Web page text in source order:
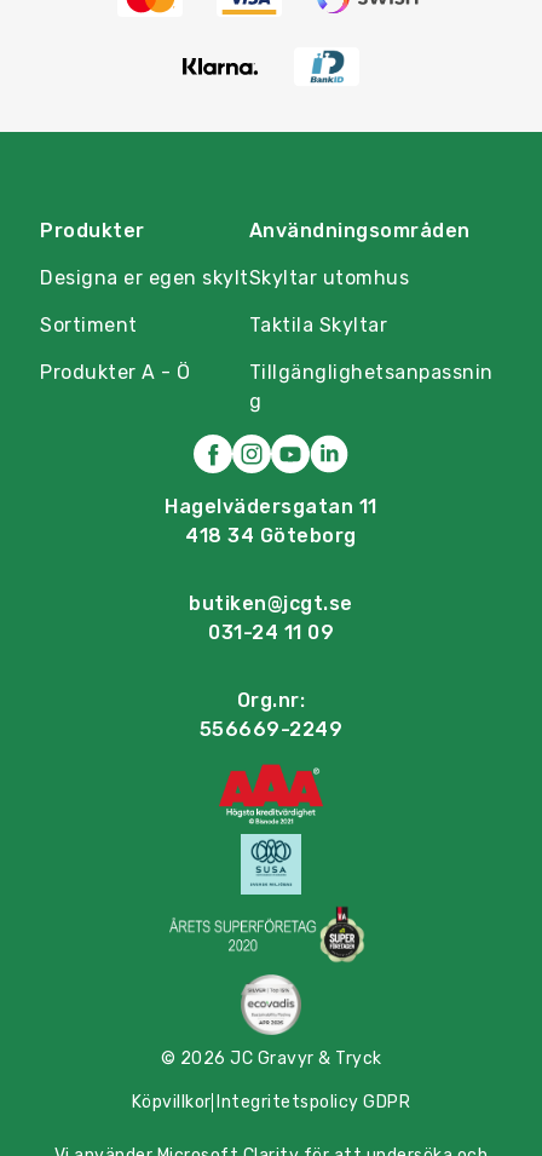
Produkter
Designa er egen skylt
Sortiment
Produkter A - Ö
Användningsområden
Skyltar utomhus
Taktila Skyltar
Tillgänglighetsanpassnin
g
Hagelvädersgatan 11
418 34 Göteborg
butiken@jcgt.se
031-24 11 09
Org.nr:
556669-2249
© 2026 JC Gravyr & Tryck
Köpvillkor Integritetspolicy GDPR